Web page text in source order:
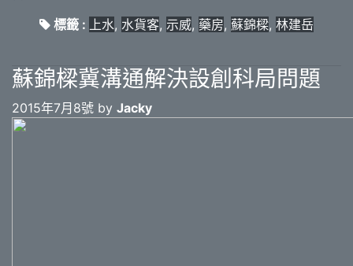
標籤 : 上水, 水貨客, 示威, 藥房, 蘇錦樑, 林建岳
蘇錦樑冀溝通解決設創科局問題
2015年7月8號 by Jacky